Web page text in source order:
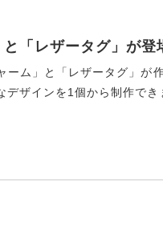
「レザータグ」が登
ム」と「レザータグ」が
デザインを1個から制作で